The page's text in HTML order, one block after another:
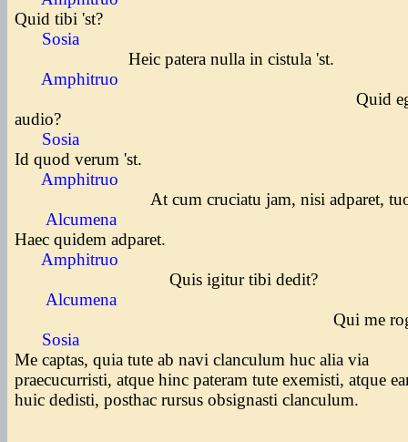
Quid tibi 'st?
Sosia
Heic patera nulla in cistula 'st.
Amphitruo
Quid
audio?
Sosia
Id quod verum 'st.
Amphitruo
At cum cruciatu jam, nisi adparet,
Alcumena
Haec quidem adparet.
Amphitruo
Quis igitur tibi dedit?
Alcumena
Qui me
Sosia
Me captas, quia tute ab navi clanculum huc alia via
praecucurristi, atque hinc pateram tute exemisti, atque
huic dedisti, posthac rursus obsignasti clanculum.